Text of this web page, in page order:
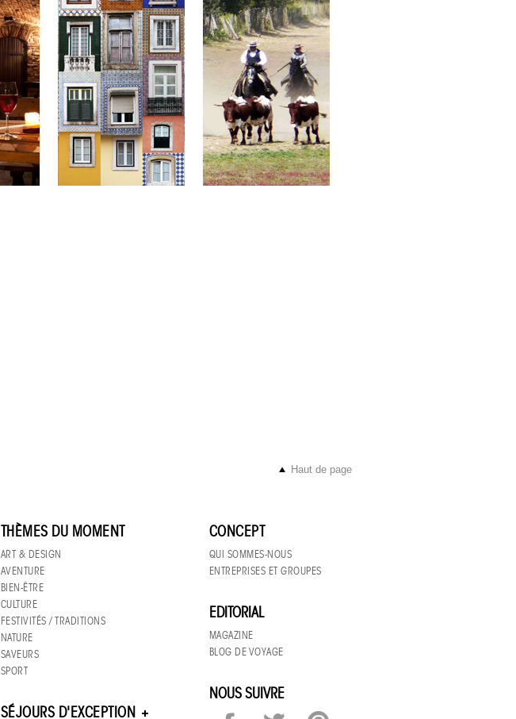
Haut de page
THÈMES DU MOMENT
ART & DESIGN
AVENTURE
BIEN-ÊTRE
CULTURE
FESTIVITÉS / TRADITIONS
NATURE
SAVEURS
SPORT
SÉJOURS D'EXCEPTION
CONCEPT
QUI SOMMES-NOUS
ENTREPRISES ET GROUPES
EDITORIAL
MAGAZINE
BLOG DE VOYAGE
NOUS SUIVRE